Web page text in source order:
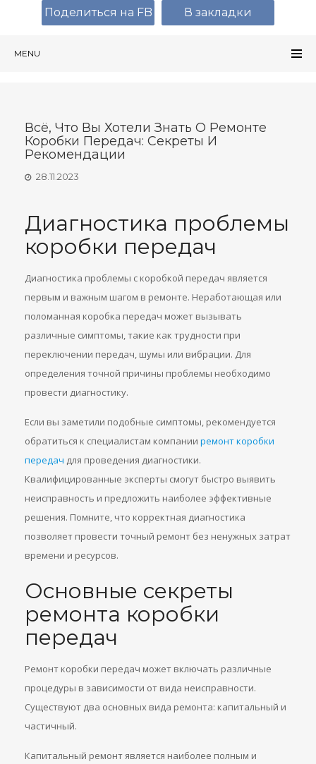
MENU
Всё, Что Вы Хотели Знать О Ремонте
Коробки Передач: Секреты И
Рекомендации
28.11.2023
Диагностика проблемы
коробки передач
Диагностика проблемы с коробкой передач является
первым и важным шагом в ремонте. Неработающая или
поломанная коробка передач может вызывать
различные симптомы, такие как трудности при
переключении передач, шумы или вибрации. Для
определения точной причины проблемы необходимо
провести диагностику.
Если вы заметили подобные симптомы, рекомендуется
обратиться к специалистам компании ремонт коробки
передач для проведения диагностики.
Квалифицированные эксперты смогут быстро выявить
неисправность и предложить наиболее эффективные
решения. Помните, что корректная диагностика
позволяет провести точный ремонт без ненужных затрат
времени и ресурсов.
Основные секреты
ремонта коробки
передач
Ремонт коробки передач может включать различные
процедуры в зависимости от вида неисправности.
Существуют два основных вида ремонта: капитальный и
частичный.
Капитальный ремонт является наиболее полным и
Поделиться на FB В закладки